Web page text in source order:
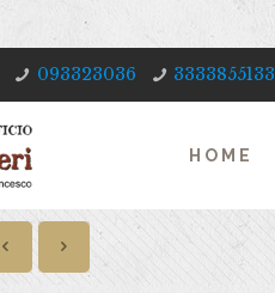
093323036 3333855133
HOME